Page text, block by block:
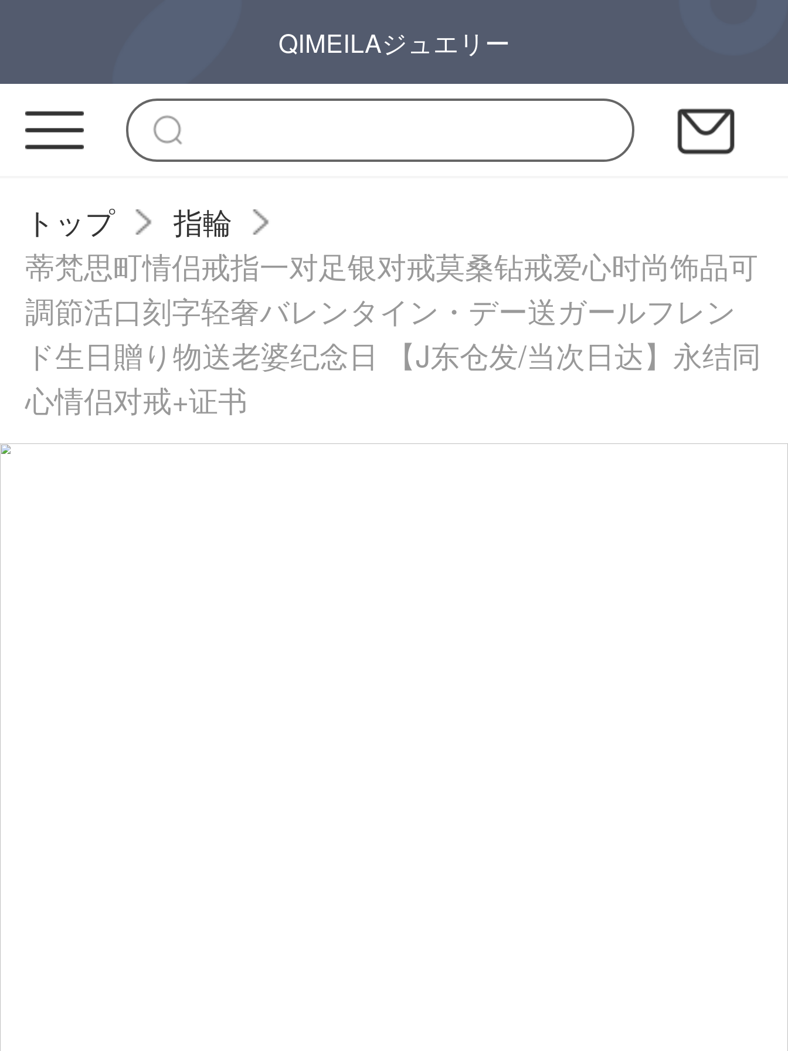
QIMEILAジュエリー
トップ
指輪
蒂梵思町情侣戒指一对足银对戒莫桑钻戒爱心时尚饰品可
調節活口刻字轻奢バレンタイン・デー送ガールフレン
ド生日贈り物送老婆纪念日 【J东仓发/当次日达】永结同
心情侣对戒+证书